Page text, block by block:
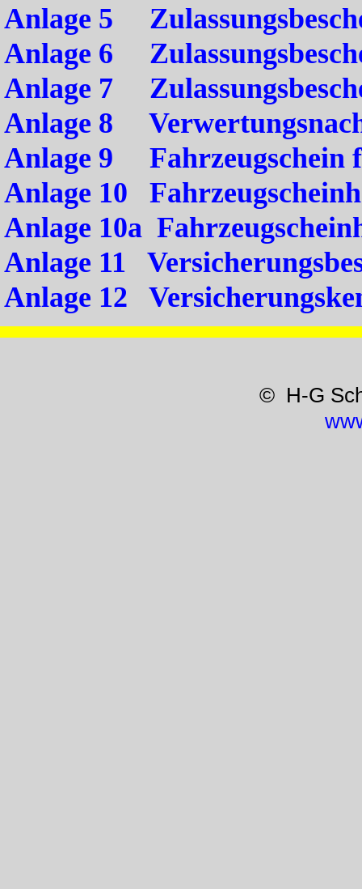
Anlage 5
Anlage 6
Anlage 7
Anlage 8
Anlage 9 Fahrzeugschein
Anlage 10
Anlage 10a
Anlage 11
Anlage 12
© H-G